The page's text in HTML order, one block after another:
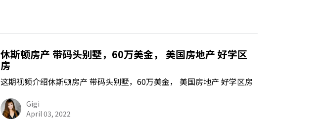
休斯顿房产 带码头别墅，60万美金， 美国房地产 好学区
房
这期视频介绍休斯顿房产 带码头别墅，60万美金， 美国房地产 好学区房
Gigi
April 03, 2022